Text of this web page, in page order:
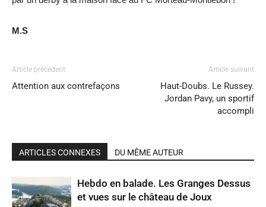
M.S
Article précédent
Attention aux contrefaçons
Article suivant
Haut-Doubs. Le Russey.
Jordan Pavy, un sportif
accompli
ARTICLES CONNEXES DU MÊME AUTEUR
Hebdo en balade. Les Granges Dessus
et vues sur le château de Joux